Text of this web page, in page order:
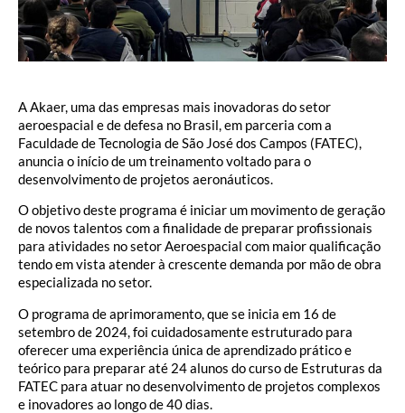
A Akaer, uma das empresas mais inovadoras do setor
aeroespacial e de defesa no Brasil, em parceria com a
Faculdade de Tecnologia de São José dos Campos (FATEC),
anuncia o início de um treinamento voltado para o
desenvolvimento de projetos aeronáuticos.
O objetivo deste programa é iniciar um movimento de geração
de novos talentos com a finalidade de preparar profissionais
para atividades no setor Aeroespacial com maior qualificação
tendo em vista atender à crescente demanda por mão de obra
especializada no setor.
O programa de aprimoramento, que se inicia em 16 de
setembro de 2024, foi cuidadosamente estruturado para
oferecer uma experiência única de aprendizado prático e
teórico para preparar até 24 alunos do curso de Estruturas da
FATEC para atuar no desenvolvimento de projetos complexos
e inovadores ao longo de 40 dias.